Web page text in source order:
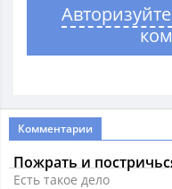
Комментарии
Пожрать и
Есть такое дело